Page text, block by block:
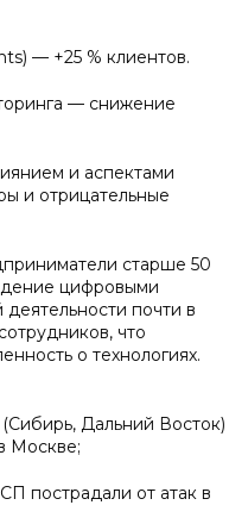
— +25 % клиентов.
— снижение
и аспектами
и отрицательные
старше 50
цифровыми
почти в
что
о технологиях.
Дальний Восток)
Москве;
пострадали от атак в